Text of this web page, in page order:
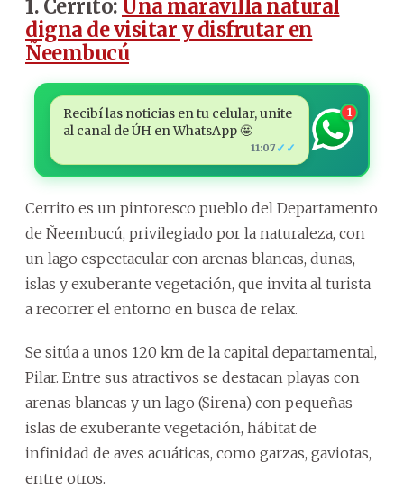
1. Cerrito: Una maravilla natural
digna de visitar y disfrutar en
Ñeembucú
Recibí las noticias en tu celular, unite
al canal de ÚH en WhatsApp 🤩
11:07 ✓✓
1
Cerrito es un pintoresco pueblo del Departamento
de Ñeembucú, privilegiado por la naturaleza, con
un lago espectacular con arenas blancas, dunas,
islas y exuberante vegetación, que invita al turista
a recorrer el entorno en busca de relax.
Se sitúa a unos 120 km de la capital departamental,
Pilar. Entre sus atractivos se destacan playas con
arenas blancas y un lago (Sirena) con pequeñas
islas de exuberante vegetación, hábitat de
infinidad de aves acuáticas, como garzas, gaviotas,
entre otros.